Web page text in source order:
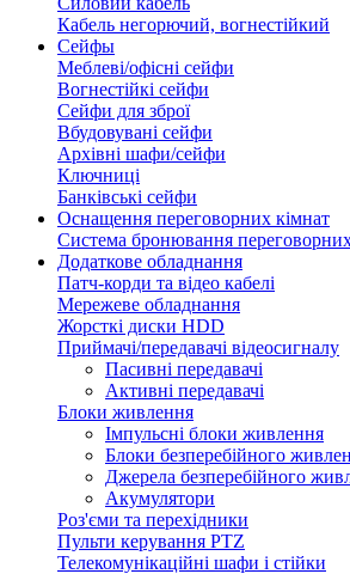
Кабель негорючий, вогнестійкий
Сейфы
Меблеві/офісні сейфи
Вогнестійкі сейфи
Сейфи для зброї
Вбудовувані сейфи
Архівні шафи/сейфи
Ключниці
Банківські сейфи
Оснащення переговорних кімнат
Система бронювання
Додаткове обладнання
Патч-корди та відео кабелі
Мережеве обладнання
Жорсткі диски HDD
Приймачі/передавачі відеосигналу
Пасивні передавачі
Активні передавачі
Блоки живлення
Імпульсні блоки живлення
Блоки безперебійного
Джерела безперебійного
Акумулятори
Роз'єми та перехідники
Пульти керування PTZ
Телекомунікаційні шафи і стійки